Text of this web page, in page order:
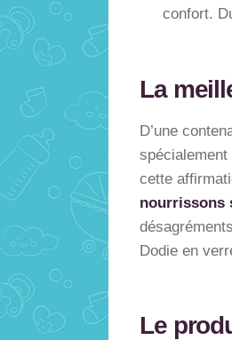
confort.
La
D’une
spécialement
cette
nourrissons
Dodie en
Le